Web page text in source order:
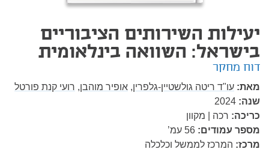
יעילות השירותים הציבוריים
בישראל: השוואה בינלאומית
דוח מחקר
מאת: עו"ד ריטה גולשטיין-גלפרין, אופיר מוהבן, רועי קנת פורטל
שנה: 2024
כריכה: רכה | מקוון
מספר עמודים: 56 עמ’
מרכז: המרכז לממשל וכלכלה